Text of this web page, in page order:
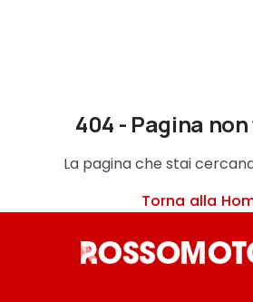
404 - Pagina
La pagina che stai
Torna alla